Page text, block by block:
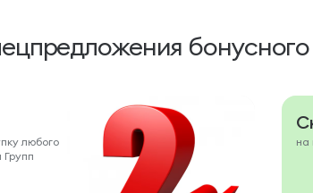
любого
Групп
на